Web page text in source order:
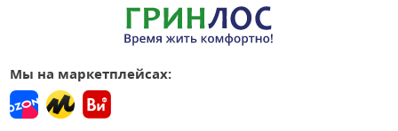
Мы на маркетплейсах: